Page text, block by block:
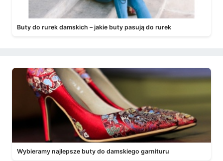
Buty do rurek damskich – jakie buty pasują do rurek
Wybieramy najlepsze buty do damskiego garnituru